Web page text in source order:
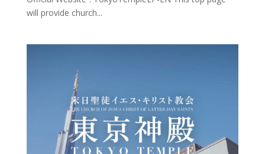
will provide church...